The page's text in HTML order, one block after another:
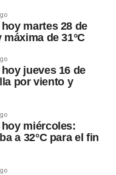
martes 28 de
de 31°C
jueves 16 de
por viento y
miércoles:
a 32°C para el fin